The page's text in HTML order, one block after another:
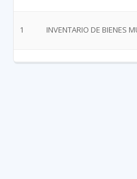
1 INVENTARIO DE BIENES